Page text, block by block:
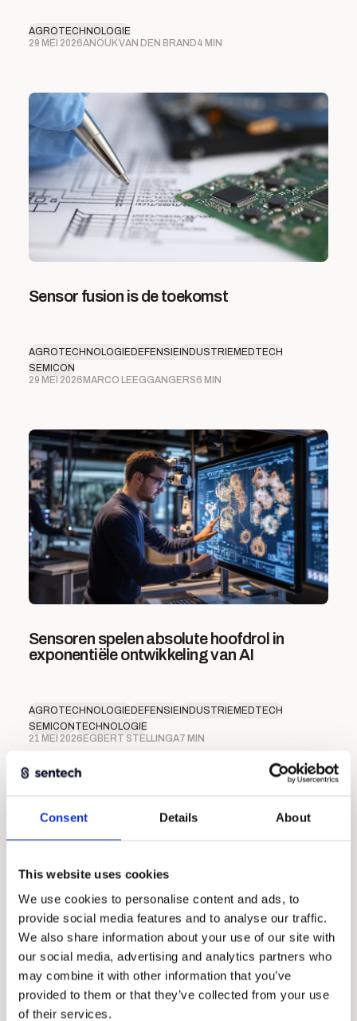
Consent Details About
This website uses cookies
We use cookies to personalise content and ads, to
provide social media features and to analyse our traffic.
We also share information about your use of our site with
our social media, advertising and analytics partners who
may combine it with other information that you’ve
provided to them or that they’ve collected from your use
of their services.
AGROTECHNOLOGIE
29 MEI 2026ANOUK VAN DEN BRAND4 MIN
Sensor fusion is de toekomst
AGROTECHNOLOGIEDEFENSIEINDUSTRIEMEDTECH
SEMICON
29 MEI 2026MARCO LEEGGANGERS6 MIN
Sensoren spelen absolute hoofdrol in
exponentiële ontwikkeling van AI
AGROTECHNOLOGIEDEFENSIEINDUSTRIEMEDTECH
SEMICONTECHNOLOGIE
21 MEI 2026EGBERT STELLINGA7 MIN
Absolute encoders met ultieme
integratiemogelijkheden